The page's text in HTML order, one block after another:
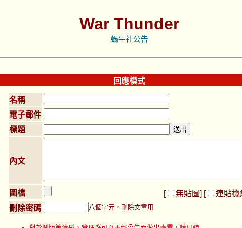
War Thunder
蝸牛社公告
回應模式
名稱
電子郵件
標題
內文
圖檔 [ 無貼圖] [
連貼機
刪除密碼
八個字元，刪除文章用